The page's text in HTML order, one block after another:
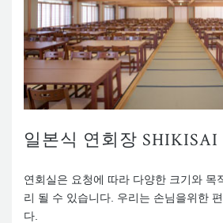
일본식 연회장 SHIKISAI
연회실은 요청에 따라 다양한 크기와 목
리 될 수 있습니다. 우리는 손님을위한
다.